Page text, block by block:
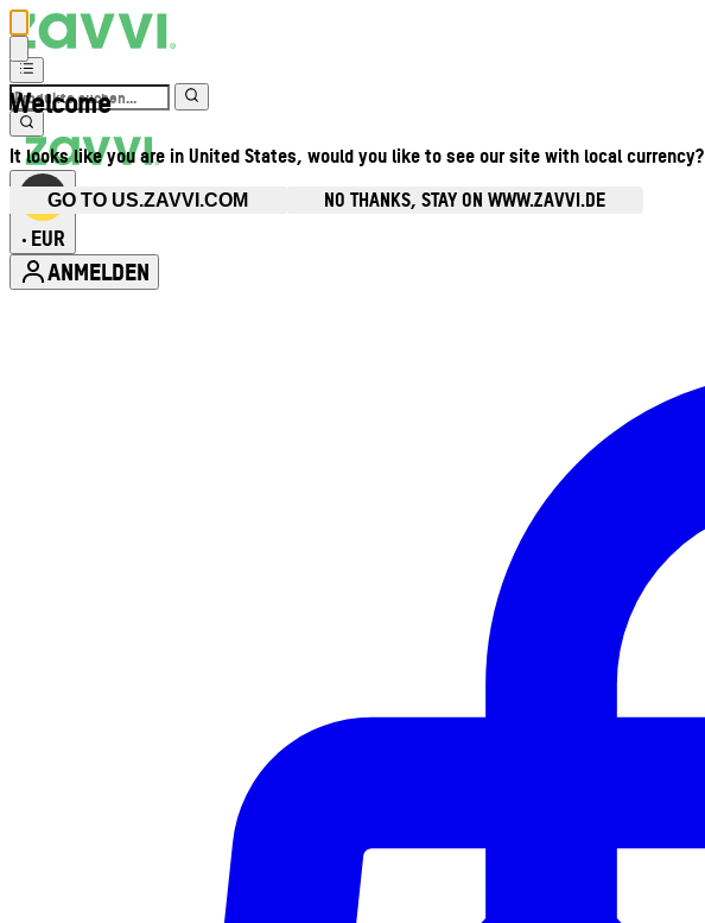
Welcome
It looks like you are in United States, would you like to see our site with local currency?
GO TO US.ZAVVI.COM NO THANKS, STAY ON WWW.ZAVVI.DE
• EUR
ANMELDEN